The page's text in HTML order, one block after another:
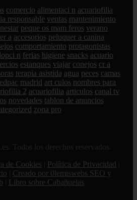
comercio alimentaci n acuariofilia
responsable ventas mantenimiento
peque os mam feros verano
a accesorios peluquer a canina
comportamiento protagonistas
n ferias higiene snacks acuario
estanques viajar conejos cr a
terapia asistida agua peces camas
madrid art culos nombres para
2 acuariofilia articulos canal tv
novedades tablon de anuncios
zona pro
Todos los derechos reservados.
de Cookies Política de Privacidad
Creado por 0lemiswebs SEO y
Libro sobre Cabañuelas